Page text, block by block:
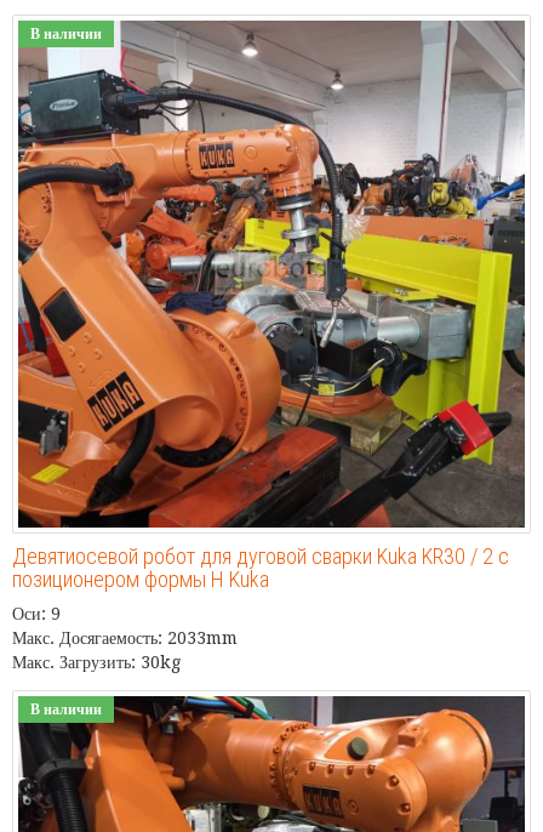
В наличии
Девятиосевой робот для дуговой сварки Kuka KR30 / 2 с
позиционером формы H Kuka
Оси: 9
Макс. Досягаемость: 2033mm
Макс. Загрузить: 30kg
В наличии